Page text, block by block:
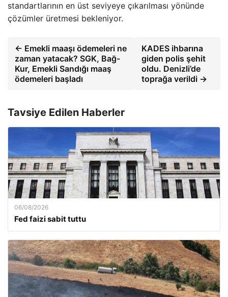
standartlarının en üst seviyeye çıkarılması yönünde
çözümler üretmesi bekleniyor.
← Emekli maaşı ödemeleri ne
zaman yatacak? SGK, Bağ-
Kur, Emekli Sandığı maaş
ödemeleri başladı
KADES ihbarına
giden polis şehit
oldu. Denizli’de
toprağa verildi →
Tavsiye Edilen Haberler
06/08/2026
Fed faizi sabit tuttu